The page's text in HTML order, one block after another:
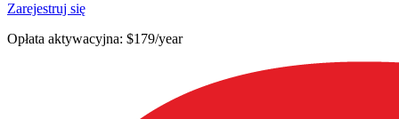
Zarejestruj się
Opłata aktywacyjna: $179/year